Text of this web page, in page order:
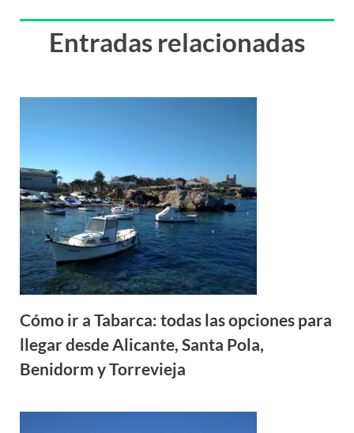
Entradas relacionadas
Cómo ir a Tabarca: todas las opciones para
llegar desde Alicante, Santa Pola,
Benidorm y Torrevieja